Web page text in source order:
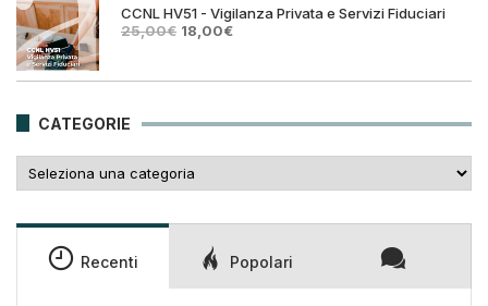
25,00€.18,00€.
CCNL HV51 - Vigilanza Privata e Servizi Fiduciari
25,00€ Il
era:
18,00€Il
è:
CATEGORIE
Recenti Popolari